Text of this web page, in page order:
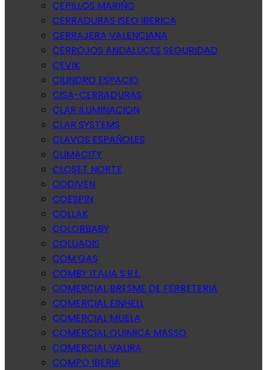
CEPILLOS MARIÑO
CERRADURAS ISEO IBERICA
CERRAJERA VALENCIANA
CERROJOS ANDALUCES SEGURIDAD
CEVIK
CILINDRO ESPACIO
CISA-CERRADURAS
CLAR ILUMINACION
CLAR SYSTEMS
CLAVOS ESPAÑOLES
CLIMACITY
CLOSET NORTE
CODIVEN
COESPIN
COLLAK
COLORBABY
COLUADIS
COM GAS
COMBY ITALIA S.R.L.
COMERCIAL BRESME DE FERRETERIA
COMERCIAL EINHELL
COMERCIAL MUELA
COMERCIAL QUIMICA MASSO
COMERCIAL VALIRA
COMPO IBERIA